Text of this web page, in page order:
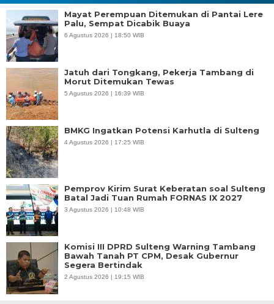
Mayat Perempuan Ditemukan di Pantai Lere
Palu, Sempat Dicabik Buaya
6 Agustus 2026 | 18:50 WIB
Jatuh dari Tongkang, Pekerja Tambang di
Morut Ditemukan Tewas
5 Agustus 2026 | 16:39 WIB
BMKG Ingatkan Potensi Karhutla di Sulteng
4 Agustus 2026 | 17:25 WIB
Pemprov Kirim Surat Keberatan soal Sulteng
Batal Jadi Tuan Rumah FORNAS IX 2027
3 Agustus 2026 | 10:48 WIB
Komisi III DPRD Sulteng Warning Tambang
Bawah Tanah PT CPM, Desak Gubernur
Segera Bertindak
2 Agustus 2026 | 19:15 WIB